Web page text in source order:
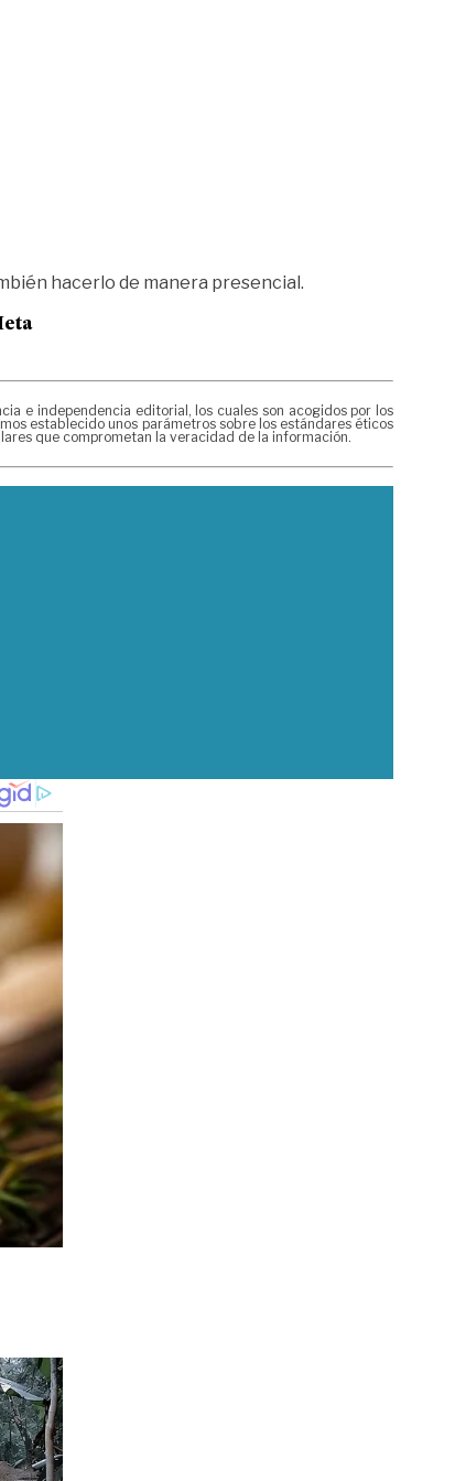
hacerlo de manera presencial.
e independencia editorial, los cuales son acogidos por los
establecido unos parámetros sobre los estándares éticos
que comprometan la veracidad de la información.